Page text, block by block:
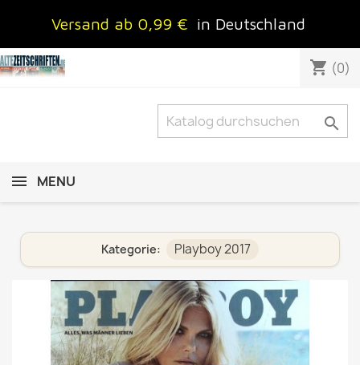
Versand ab 0,99 € in Deutschland
shopping_cart (0)

MENU
Kategorie: Playboy 2017